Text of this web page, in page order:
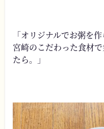
「オリジナルでお粥を
宮崎のこだわった食材
たら。」